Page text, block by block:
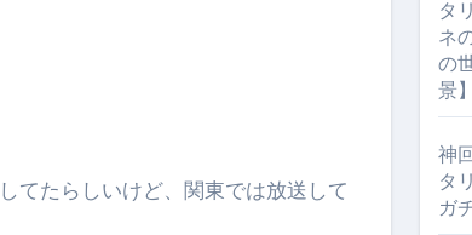
撃のうまさ！
タ
ネ
の
景】
神
タ
ガ